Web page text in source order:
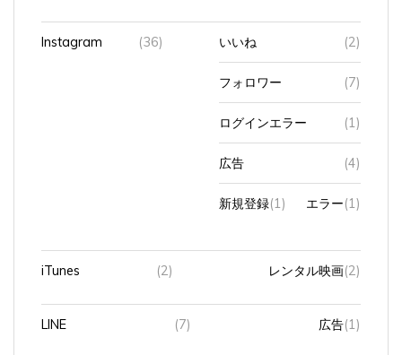
Instagram (36) いいね (2)
フォロワー (7)
ログインエラー (1)
広告 (4)
新規登録(1) エラー(1)
iTunes (2) レンタル映画(2)
LINE (7) 広告(1)